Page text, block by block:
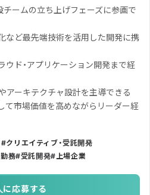
ームの立ち上げフェーズに参画で
など最先端技術を活用した開発に携
ド・アプリケーション開発まで経
アーキテクチャ設計を主導できる
て市場価値を高めながらリーダー経
クリエイティブ・受託開発
務 受託開発 上場企業
に応募する